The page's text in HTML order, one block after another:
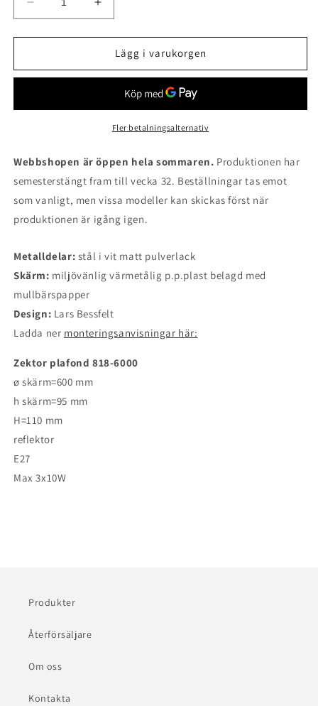
Minska
kvantitet
för
plafond
Öka
kvantitet
för
Zektor
plafond
Lägg i varukorgen
Fler betalningsalternativ
Webbshopen är öppen hela sommaren. Produktionen har
semesterstängt fram till vecka 32. Beställningar tas emot
som vanligt, men vissa modeller kan skickas först när
produktionen är igång igen.
Metalldelar: stål i vit matt pulverlack
Skärm: miljövänlig värmetålig p.p.plast belagd med
mullbärspapper
Design: Lars Bessfelt
Ladda ner monteringsanvisningar här:
Zektor plafond 818-6000
ø skärm=600 mm
h skärm=95 mm
H=110 mm
reflektor
E27
Max 3x10W
Produkter
Återförsäljare
Om oss
Kontakta